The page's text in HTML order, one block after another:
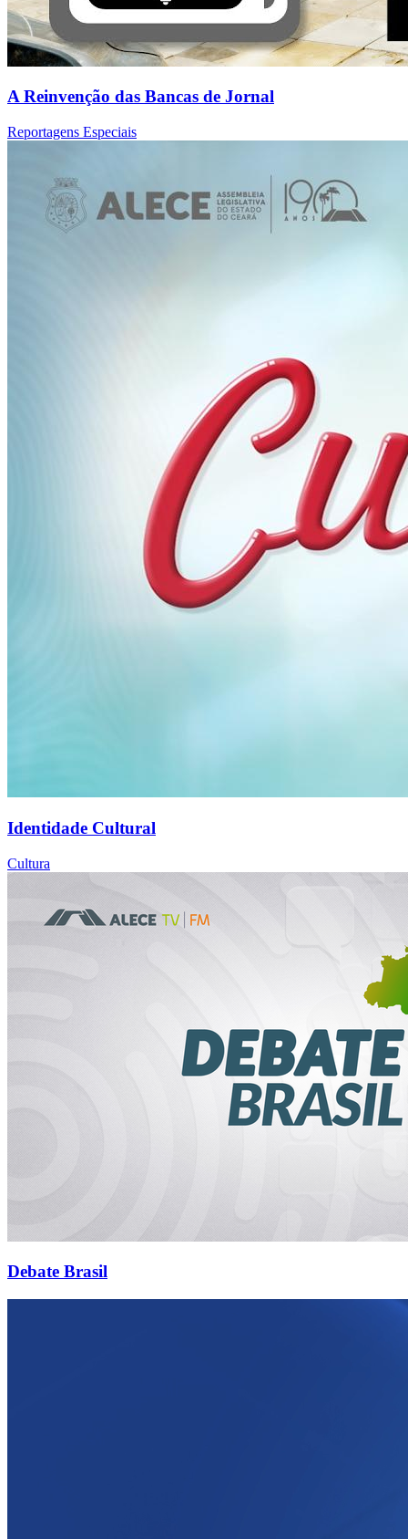
A Reinvenção das Bancas de Jornal
Reportagens Especiais
Identidade Cultural
Cultura
Debate Brasil